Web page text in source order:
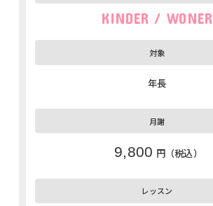
KINDER / WONER
年長
9,800 円（税込）